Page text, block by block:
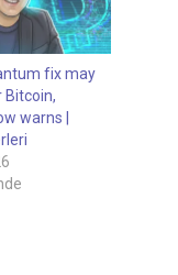
fix may
Bitcoin,
warns |